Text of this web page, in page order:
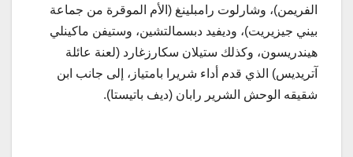
الفريمن)، وشارلوت رامبلينغ (الأم الموقرة من جماعة
بيني جيزيريت)، وديفيد دبسمالتشين، وستيفن ماكينلي
هيندريسون، وكذلك ستيلان سكارزغارد (لعنة عائلة
آتريديس) الذي قدم أداء شريرا بامتياز، إلى جانب ابن
شقيقه الوحش الشرير رابان (ديف باتيستا).